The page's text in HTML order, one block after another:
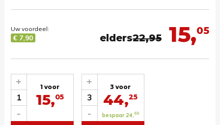
15,05
elders22,95
Uw voordeel:
€ 7,90
1
-
+ 1 voor
15,05 3
-
+ 3 voor
44,25
bespaar 24, 60